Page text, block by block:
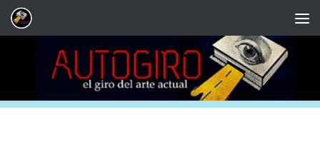
Saltar al contenido